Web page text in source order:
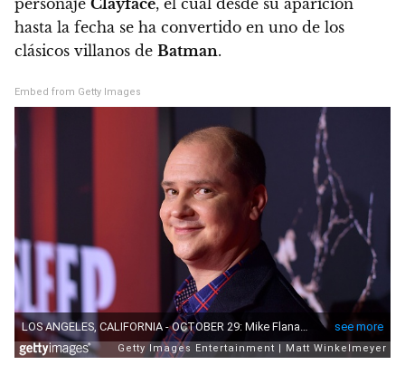
personaje Clayface, el cual desde su aparición
hasta la fecha se ha convertido en uno de los
clásicos villanos de Batman.
Embed from Getty Images